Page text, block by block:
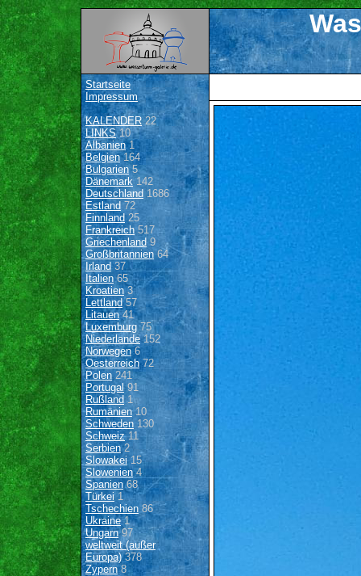
Startseite
Impressum
KALENDER22
LINKS10
Albanien1
Belgien164
Bulgarien 5
Dänemark142
Deutschland 1686
Estland 72
Finnland 25
Frankreich517
Griechenland9
Großbritannien64
Irland 37
Italien65
Kroatien3
Lettland57
Litauen41
Luxemburg 75
Niederlande152
Norwegen6
Oesterreich72
Polen 241
Portugal91
Rußland 1
Rumänien10
Schweden 130
Schweiz11
Serbien2
Slowakei15
Slowenien4
Spanien68
Türkei1
Tschechien 86
Ukraine1
Ungarn97
weltweit (außer
Europa)378
Zypern8